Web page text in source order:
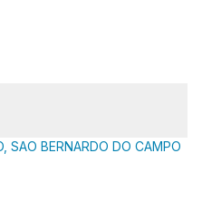
SAO BERNARDO DO CAMPO